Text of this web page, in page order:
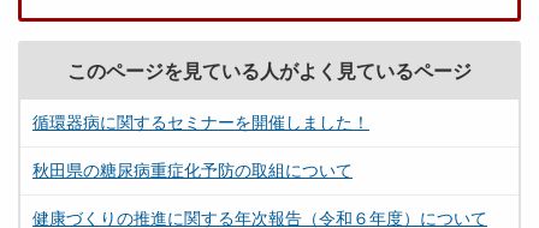
このページを見ている人がよく見ているページ
循環器病に関するセミナーを開催しました！
秋田県の糖尿病重症化予防の取組について
健康づくりの推進に関する年次報告（令和６年度）について